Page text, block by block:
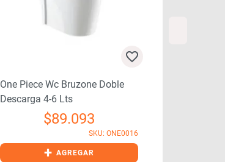
One Piece Wc Bruzone Doble
Descarga 4-6 Lts
$89.093
SKU: ONE0016
+ AGREGAR